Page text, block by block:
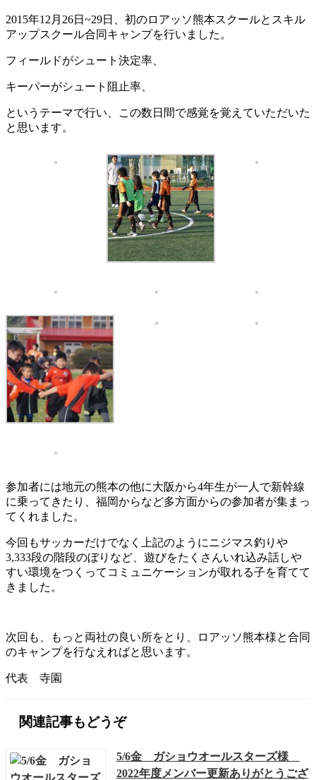
2015年12月26日~29日、初のロアッソ熊本スクールとスキル
アップスクール合同キャンプを行いました。
フィールドがシュート決定率、
キーパーがシュート阻止率、
というテーマで行い、この数日間で感覚を覚えていただいた
と思います。
参加者には地元の熊本の他に大阪から4年生が一人で新幹線
に乗ってきたり、福岡からなど多方面からの参加者が集まっ
てくれました。
今回もサッカーだけでなく上記のようにニジマス釣りや
3,333段の階段のぼりなど、遊びをたくさんいれ込み話しや
すい環境をつくってコミュニケーションが取れる子を育てて
きました。
次回も、もっと両社の良い所をとり、ロアッソ熊本様と合同
のキャンプを行なえればと思います。
代表 寺園
関連記事もどうぞ
5/6金 ガショウオールスターズ様
2022年度メンバー更新ありがとうござ